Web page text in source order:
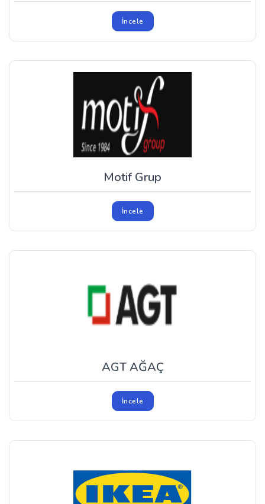
İncele
Motif Grup
İncele
AGT AĞAÇ
İncele